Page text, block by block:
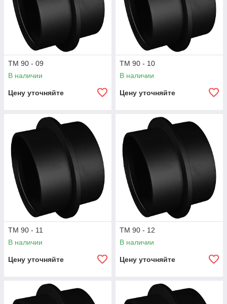
ТМ 90 - 09
В наличии
Цену уточняйте
ТМ 90 - 10
В наличии
Цену уточняйте
ТМ 90 - 11
В наличии
Цену уточняйте
ТМ 90 - 12
В наличии
Цену уточняйте